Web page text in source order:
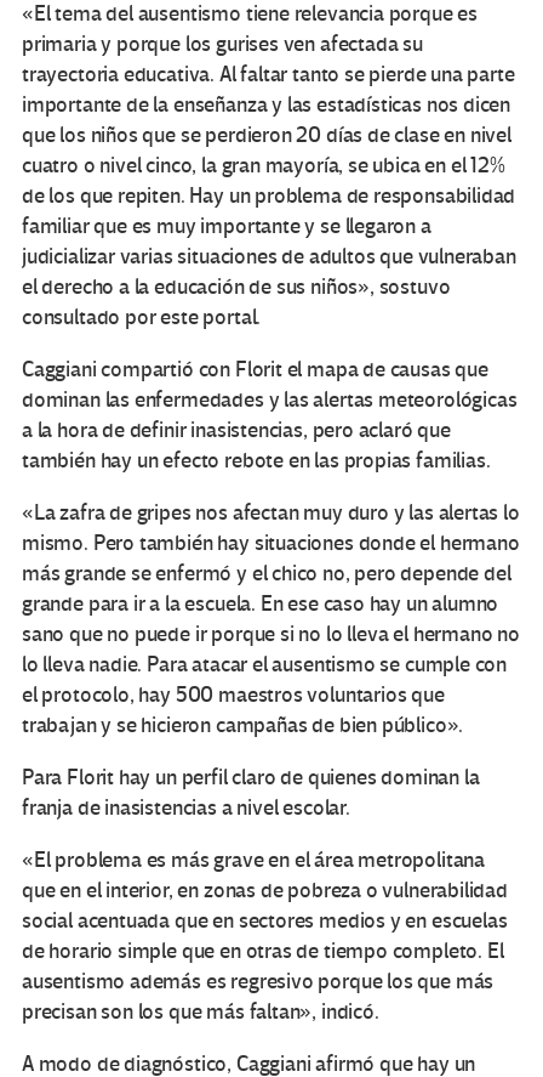
«El tema del ausentismo tiene relevancia porque es
primaria y porque los gurises ven afectada su
trayectoria educativa. Al faltar tanto se pierde una parte
importante de la enseñanza y las estadísticas nos dicen
que los niños que se perdieron 20 días de clase en nivel
cuatro o nivel cinco, la gran mayoría, se ubica en el 12%
de los que repiten. Hay un problema de responsabilidad
familiar que es muy importante y se llegaron a
judicializar varias situaciones de adultos que vulneraban
el derecho a la educación de sus niños», sostuvo
consultado por este portal.
Caggiani compartió con Florit el mapa de causas que
dominan las enfermedades y las alertas meteorológicas
a la hora de definir inasistencias, pero aclaró que
también hay un efecto rebote en las propias familias.
«La zafra de gripes nos afectan muy duro y las alertas lo
mismo. Pero también hay situaciones donde el hermano
más grande se enfermó y el chico no, pero depende del
grande para ir a la escuela. En ese caso hay un alumno
sano que no puede ir porque si no lo lleva el hermano no
lo lleva nadie. Para atacar el ausentismo se cumple con
el protocolo, hay 500 maestros voluntarios que
trabajan y se hicieron campañas de bien público».
Para Florit hay un perfil claro de quienes dominan la
franja de inasistencias a nivel escolar.
«El problema es más grave en el área metropolitana
que en el interior, en zonas de pobreza o vulnerabilidad
social acentuada que en sectores medios y en escuelas
de horario simple que en otras de tiempo completo. El
ausentismo además es regresivo porque los que más
precisan son los que más faltan», indicó.
A modo de diagnóstico, Caggiani afirmó que hay un